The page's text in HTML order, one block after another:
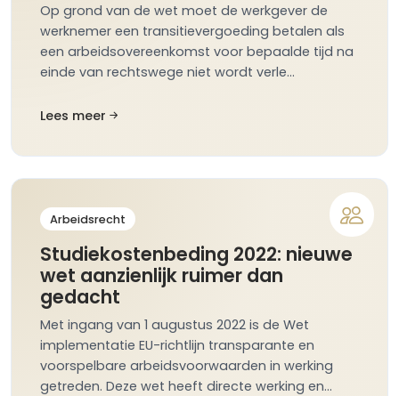
Op grond van de wet moet de werkgever de
werknemer een transitievergoeding betalen als
een arbeidsovereenkomst voor bepaalde tijd na
einde van rechtswege niet wordt verle…
Lees meer
Arbeidsrecht
Studiekostenbeding 2022: nieuwe
wet aanzienlijk ruimer dan
gedacht
Met ingang van 1 augustus 2022 is de Wet
implementatie EU-richtlijn transparante en
voorspelbare arbeidsvoorwaarden in werking
getreden. Deze wet heeft directe werking en…